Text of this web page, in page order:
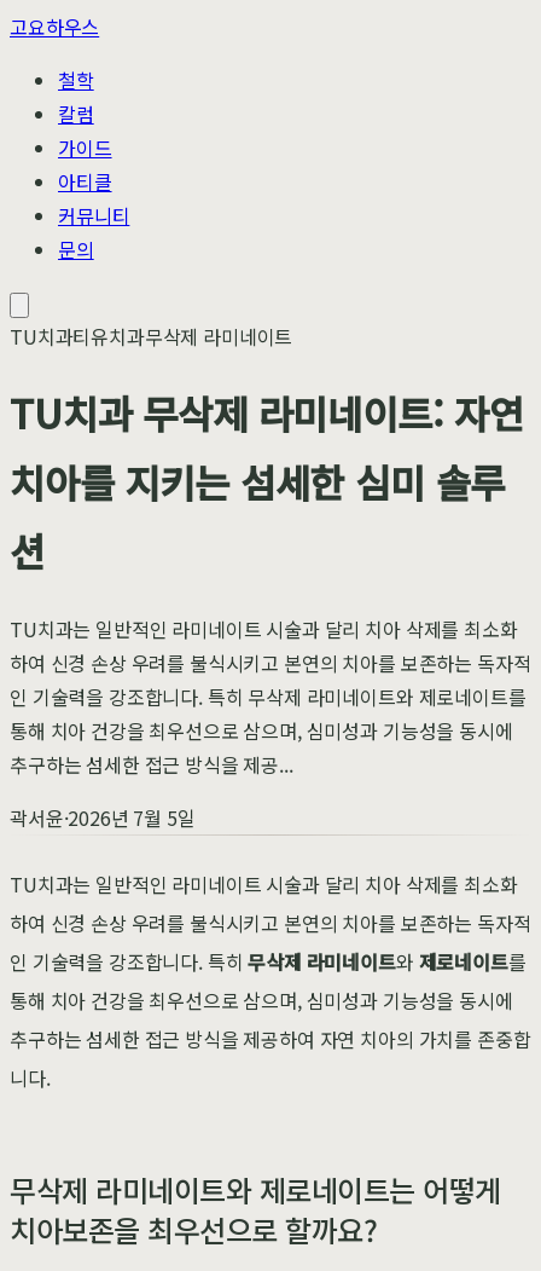
고요하우스
철학
칼럼
가이드
아티클
커뮤니티
문의
TU치과티유치과무삭제 라미네이트
TU치과 무삭제 라미네이트: 자연
치아를 지키는 섬세한 심미 솔루
션
TU치과는 일반적인 라미네이트 시술과 달리 치아 삭제를 최소화
하여 신경 손상 우려를 불식시키고 본연의 치아를 보존하는 독자적
인 기술력을 강조합니다. 특히 무삭제 라미네이트와 제로네이트를
통해 치아 건강을 최우선으로 삼으며, 심미성과 기능성을 동시에
추구하는 섬세한 접근 방식을 제공...
곽서윤·2026년 7월 5일
TU치과는 일반적인 라미네이트 시술과 달리 치아 삭제를 최소화
하여 신경 손상 우려를 불식시키고 본연의 치아를 보존하는 독자적
인 기술력을 강조합니다. 특히무삭제 라미네이트와 제로네이트를
통해 치아 건강을 최우선으로 삼으며, 심미성과 기능성을 동시에
추구하는 섬세한 접근 방식을 제공하여 자연 치아의 가치를 존중합
니다.
무삭제 라미네이트와 제로네이트는 어떻게
치아보존을 최우선으로 할까요?